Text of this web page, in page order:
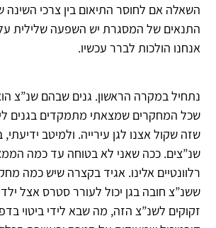
השאלה אם לחוסר התיאום בין צרכי השינה
התנאים של המסגרת יש השפעה שלילית
אנחנו הולכות לברר עכשיו.
נתחיל במקרה הראשון. גנים שבהם שנ”צ
שזה שקול אצנו לגן עירייה. ולמיטב ידיעתי,
שנ”צים. ככה שאני לא בטוחה עד כמה
רלוונטיים אלינו. אגיד בקצרה שיש כמה
ששנ”צ חובה בגן יכול לעורר סטרס אצל
זקוקים לשנ”צ הזה, מה שבא לידי ביטוי